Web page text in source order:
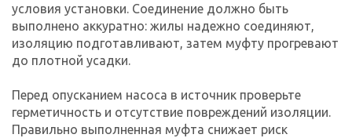
условия установки. Соединение должно быть
выполнено аккуратно: жилы надежно соединяют,
изоляцию подготавливают, затем муфту прогревают
до плотной усадки.
Перед опусканием насоса в источник проверьте
герметичность и отсутствие повреждений изоляции.
Правильно выполненная муфта снижает риск